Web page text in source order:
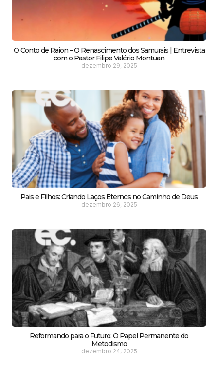
O Conto de Raion – O Renascimento dos Samurais | Entrevista
com o Pastor Filipe Valério Montuan
dezembro 29, 2025
Pais e Filhos: Criando Laços Eternos no Caminho de Deus
dezembro 26, 2025
Reformando para o Futuro: O Papel Permanente do
Metodismo
dezembro 24, 2025